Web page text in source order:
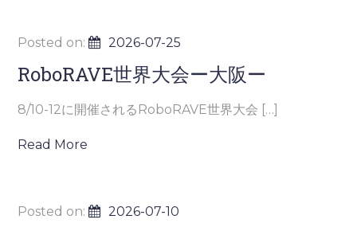
Posted on: 2026-07-25
RoboRAVE世界大会ー大阪ー
8/10-12に開催されるRoboRAVE世界大会 […]
Read More
Posted on: 2026-07-10